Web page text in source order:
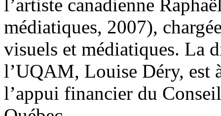
l’artiste canadienne
médiatiques, 2007),
visuels et médiatiques. La
l’UQAM, Louise Déry, est
l’appui financier du